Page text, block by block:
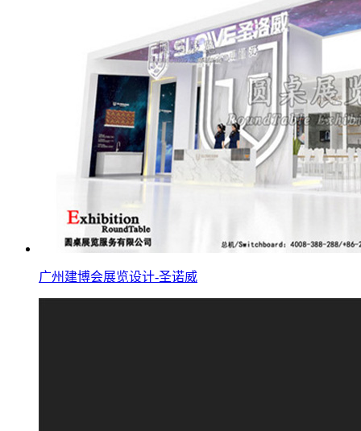
广州建博会展览设计-圣诺威